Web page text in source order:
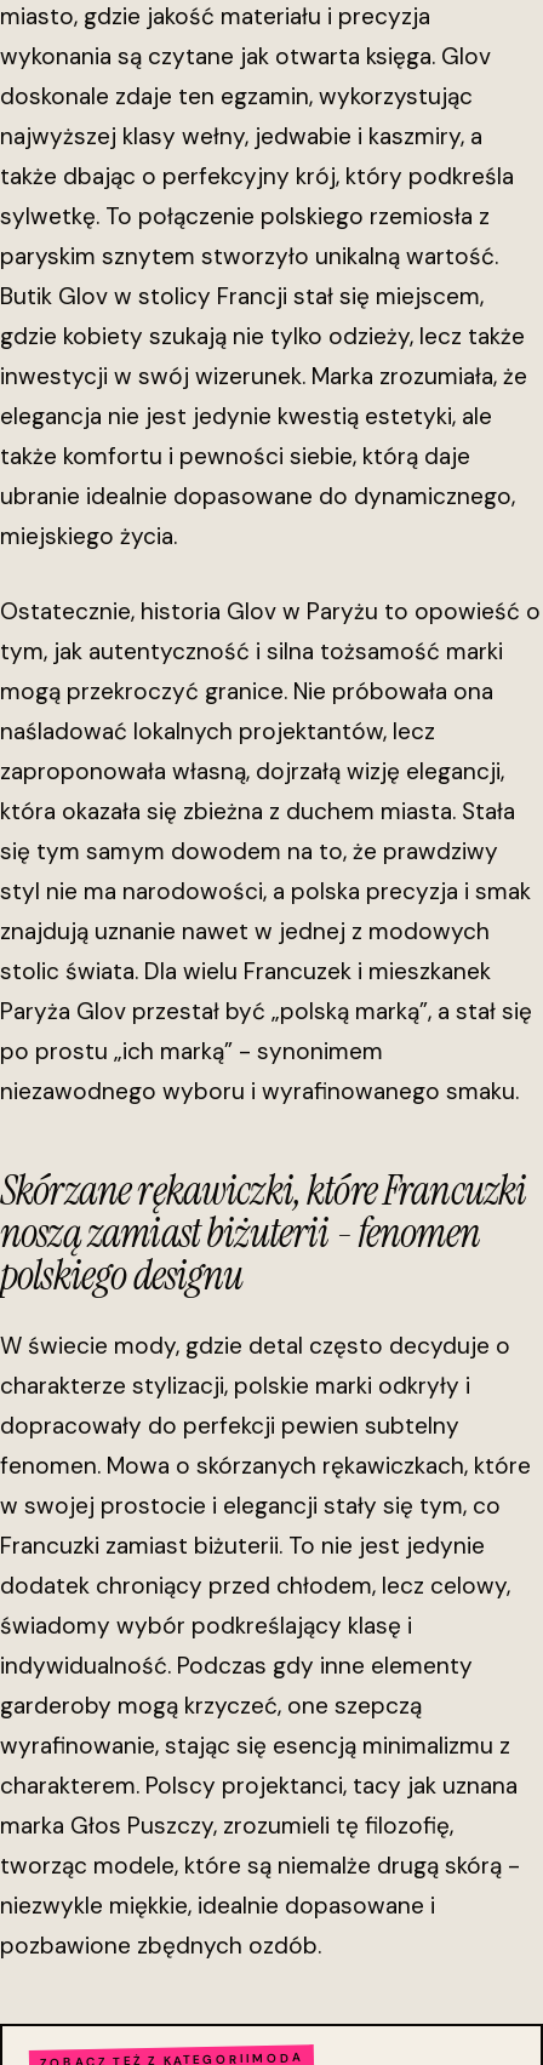
miasto, gdzie jakość materiału i precyzja
wykonania są czytane jak otwarta księga. Glov
doskonale zdaje ten egzamin, wykorzystując
najwyższej klasy wełny, jedwabie i kaszmiry, a
także dbając o perfekcyjny krój, który podkreśla
sylwetkę. To połączenie polskiego rzemiosła z
paryskim sznytem stworzyło unikalną wartość.
Butik Glov w stolicy Francji stał się miejscem,
gdzie kobiety szukają nie tylko odzieży, lecz także
inwestycji w swój wizerunek. Marka zrozumiała, że
elegancja nie jest jedynie kwestią estetyki, ale
także komfortu i pewności siebie, którą daje
ubranie idealnie dopasowane do dynamicznego,
miejskiego życia.
Ostatecznie, historia Glov w Paryżu to opowieść o
tym, jak autentyczność i silna tożsamość marki
mogą przekroczyć granice. Nie próbowała ona
naśladować lokalnych projektantów, lecz
zaproponowała własną, dojrzałą wizję elegancji,
która okazała się zbieżna z duchem miasta. Stała
się tym samym dowodem na to, że prawdziwy
styl nie ma narodowości, a polska precyzja i smak
znajdują uznanie nawet w jednej z modowych
stolic świata. Dla wielu Francuzek i mieszkanek
Paryża Glov przestał być „polską marką”, a stał się
po prostu „ich marką” - synonimem
niezawodnego wyboru i wyrafinowanego smaku.
Skórzane rękawiczki, które Francuzki
noszą zamiast biżuterii - fenomen
polskiego designu
W świecie mody, gdzie detal często decyduje o
charakterze stylizacji, polskie marki odkryły i
dopracowały do perfekcji pewien subtelny
fenomen. Mowa o skórzanych rękawiczkach, które
w swojej prostocie i elegancji stały się tym, co
Francuzki zamiast biżuterii. To nie jest jedynie
dodatek chroniący przed chłodem, lecz celowy,
świadomy wybór podkreślający klasę i
indywidualność. Podczas gdy inne elementy
garderoby mogą krzyczeć, one szepczą
wyrafinowanie, stając się esencją minimalizmu z
charakterem. Polscy projektanci, tacy jak uznana
marka Głos Puszczy, zrozumieli tę filozofię,
tworząc modele, które są niemalże drugą skórą -
niezwykle miękkie, idealnie dopasowane i
pozbawione zbędnych ozdób.
ZOBACZ TEŻ Z KATEGORIIMODA